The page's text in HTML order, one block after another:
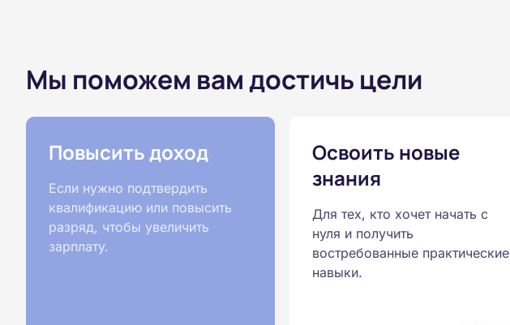
Мы поможем вам достичь цели
Повысить доход
Если нужно подтвердить
квалификацию или повысить
разряд, чтобы увеличить
зарплату.
Освоить новые
знания
Для тех, кто хочет начать с
нуля и получить
востребованные практические
навыки.